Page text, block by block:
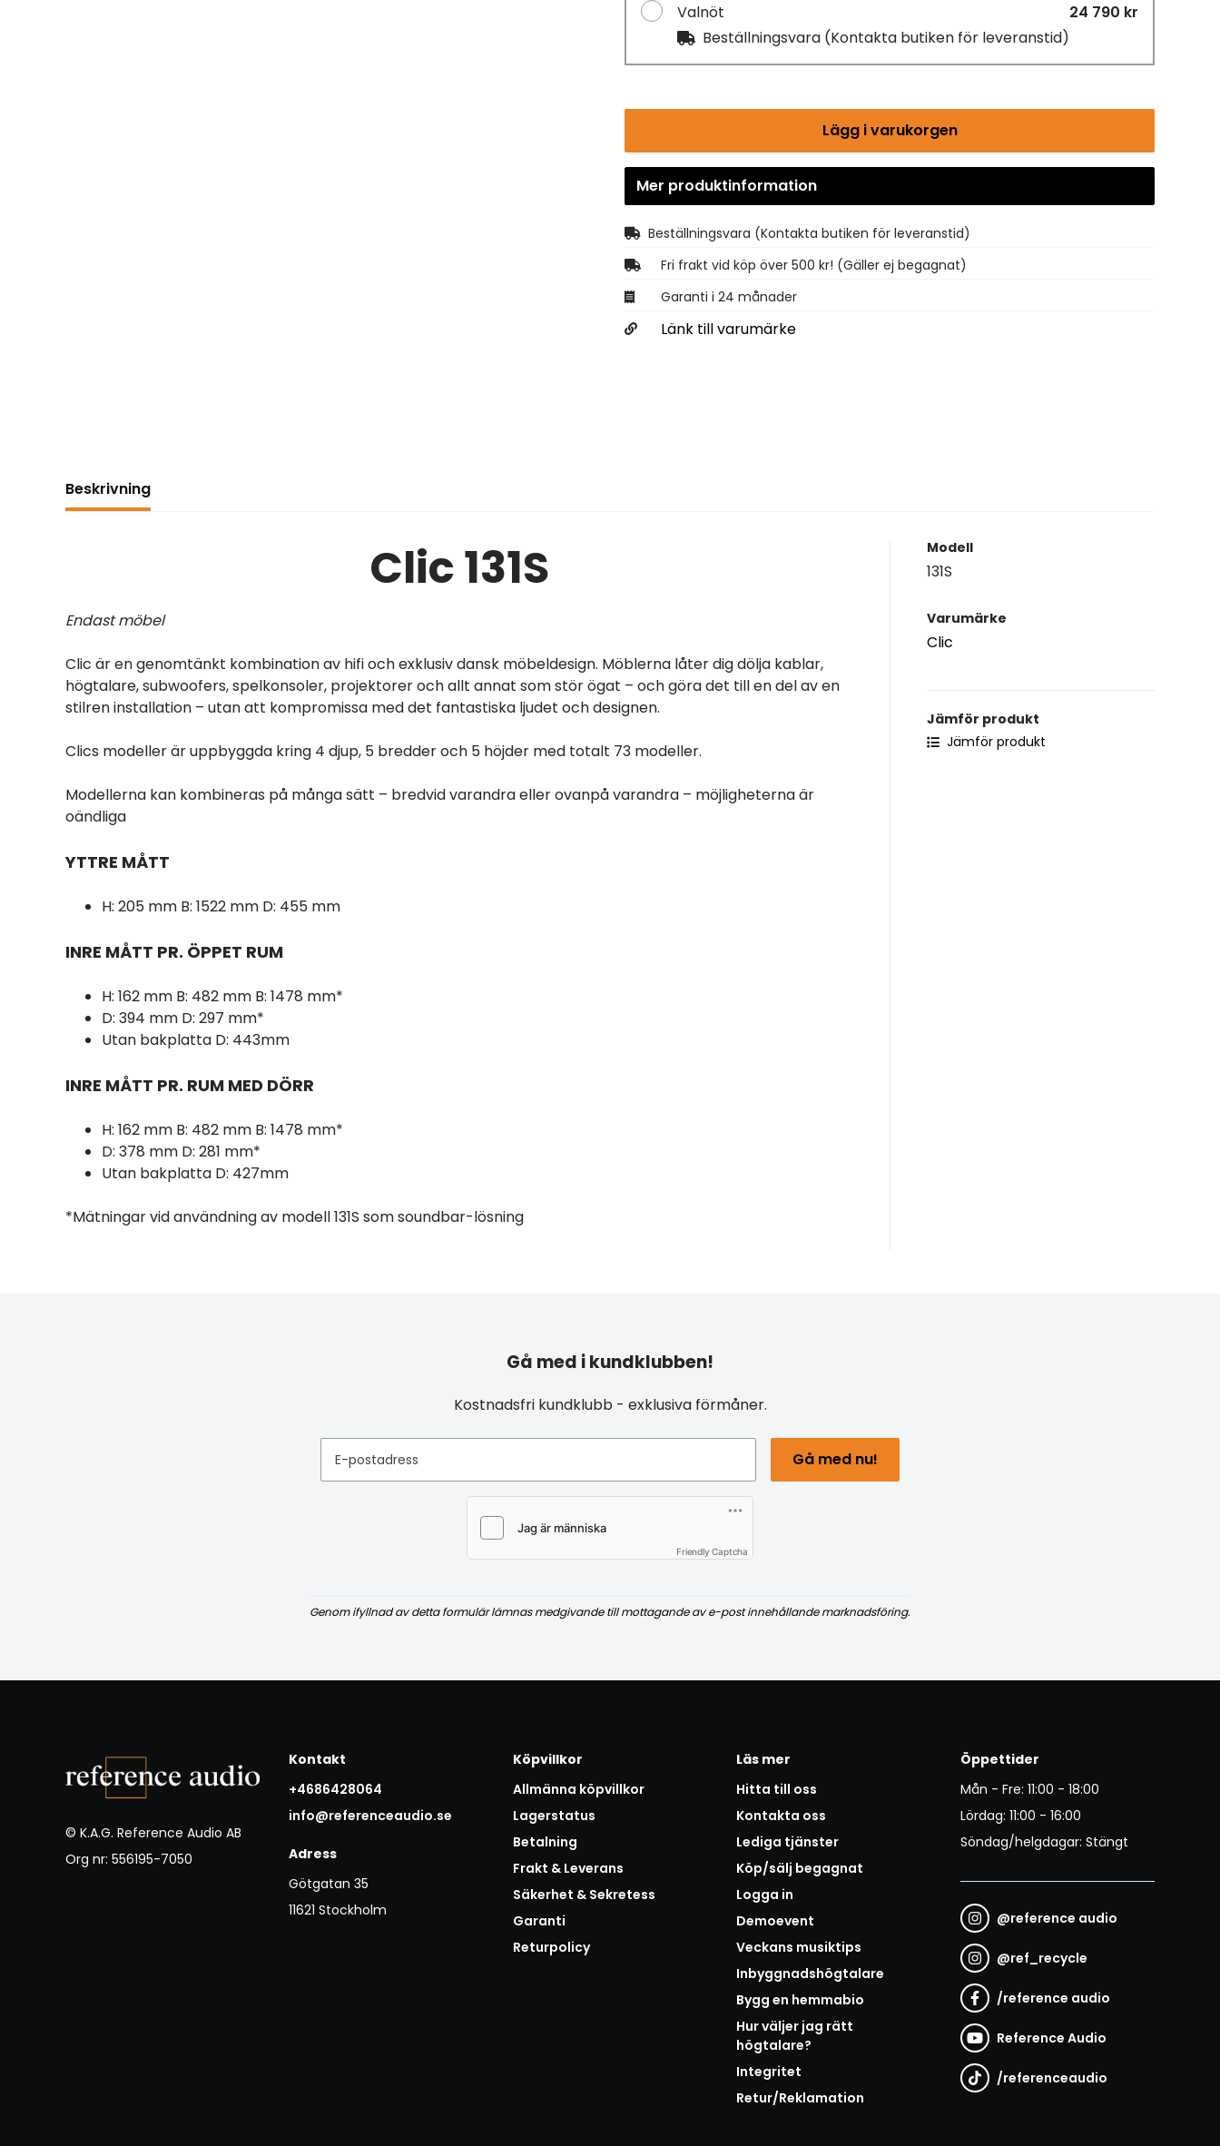
Valnöt
24 790 kr
Beställningsvara (Kontakta butiken för leveranstid)
Lägg i varukorgen
Mer produktinformation
Beställningsvara (Kontakta butiken för leveranstid)
Fri frakt vid köp över 500 kr! (Gäller ej begagnat)
Garanti i 24 månader
Länk till varumärke
Beskrivning
Clic 131S
Endast möbel
Clic är en genomtänkt kombination av hifi och exklusiv dansk möbeldesign. Möblerna låter dig dölja kablar,
högtalare, subwoofers, spelkonsoler, projektorer och allt annat som stör ögat – och göra det till en del av en
stilren installation – utan att kompromissa med det fantastiska ljudet och designen.
Clics modeller är uppbyggda kring 4 djup, 5 bredder och 5 höjder med totalt 73 modeller.
Modellerna kan kombineras på många sätt – bredvid varandra eller ovanpå varandra – möjligheterna är
oändliga
YTTRE MÅTT
H: 205 mm B: 1522 mm D: 455 mm
INRE MÅTT PR. ÖPPET RUM
H: 162 mm B: 482 mm B: 1478 mm*
D: 394 mm D: 297 mm*
Utan bakplatta D: 443mm
INRE MÅTT PR. RUM MED DÖRR
H: 162 mm B: 482 mm B: 1478 mm*
D: 378 mm D: 281 mm*
Utan bakplatta D: 427mm
*Mätningar vid användning av modell 131S som soundbar-lösning
Modell
131S
Varumärke
Clic
Jämför produkt
Jämför produkt
Gå med i kundklubben!
Kostnadsfri kundklubb - exklusiva förmåner.
E-postadress Gå med nu!
Friendly Captcha
Genom ifyllnad av detta formulär lämnas medgivande till mottagande av e-post innehållande marknadsföring.
© K.A.G. Reference Audio AB
Org nr: 556195-7050
Kontakt
+4686428064
info@referenceaudio.se
Adress
Götgatan 35
11621 Stockholm
Köpvillkor
Allmänna köpvillkor
Lagerstatus
Betalning
Frakt & Leverans
Säkerhet & Sekretess
Garanti
Returpolicy
Läs mer
Hitta till oss
Kontakta oss
Lediga tjänster
Köp/sälj begagnat
Logga in
Demoevent
Veckans musiktips
Inbyggnadshögtalare
Bygg en hemmabio
Hur väljer jag rätt
högtalare?
Integritet
Retur/Reklamation
Öppettider
Mån - Fre: 11:00 - 18:00
Lördag: 11:00 - 16:00
Söndag/helgdagar: Stängt
@reference audio
@ref_recycle
/reference audio
Reference Audio
/referenceaudio